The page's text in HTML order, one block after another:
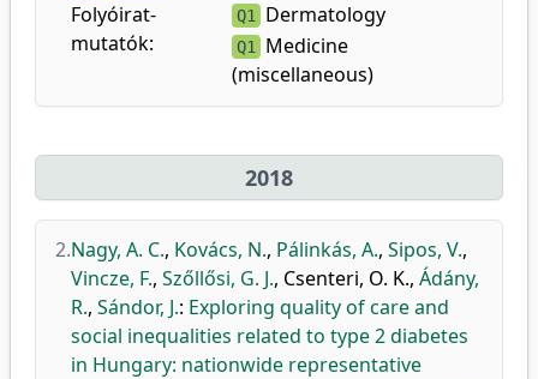
Folyóirat-
mutatók:
Q1 Dermatology
Q1 Medicine
(miscellaneous)
2018
2.Nagy, A. C., Kovács, N., Pálinkás, A., Sipos, V.,
Vincze, F., Szőllősi, G. J., Csenteri, O. K., Ádány,
R., Sándor, J.: Exploring quality of care and
social inequalities related to type 2 diabetes
in Hungary: nationwide representative